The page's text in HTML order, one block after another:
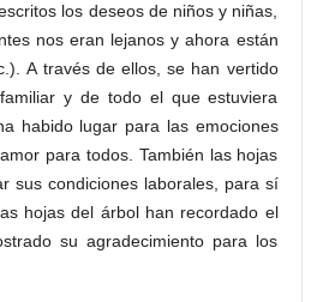
los deseos de niños y niñas,
nos eran lejanos y ahora están
A través de ellos, se han vertido
y de todo el que estuviera
habido lugar para las emociones
para todos. También las hojas
sus condiciones laborales, para sí
hojas del árbol han recordado el
su agradecimiento para los